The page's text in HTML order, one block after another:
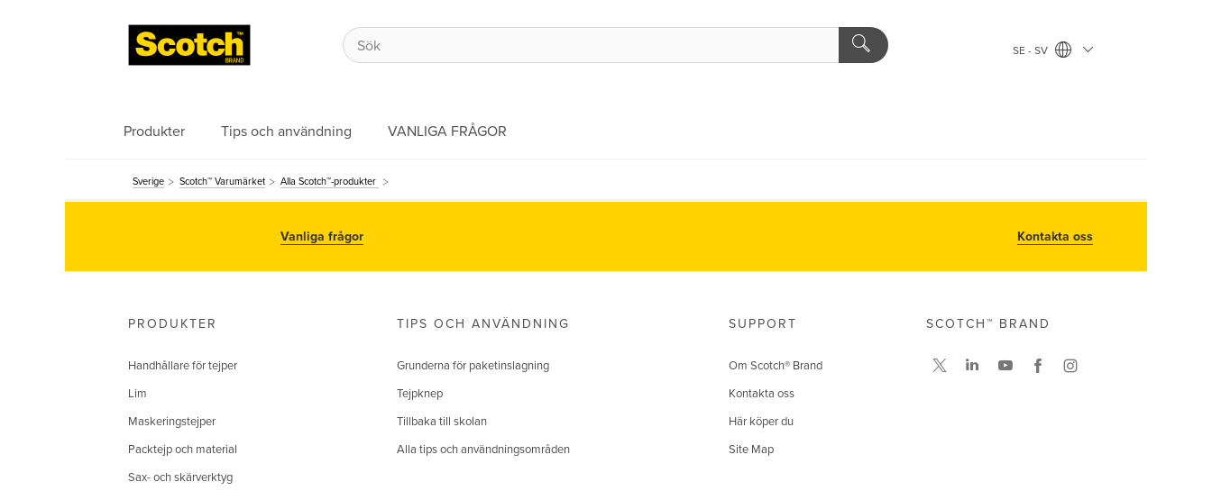
SE - SV
Produkter Tips och användning VANLIGA FRÅGOR
Sverige Scotch™ Varumärket Alla Scotch™-produkter
Vanliga frågor Kontakta oss
PRODUKTER
Handhållare för tejper
Lim
Maskeringstejper
Packtejp och material
Sax- och skärverktyg
TIPS OCH ANVÄNDNING
Grunderna för paketinslagning
Tejpknep
Tillbaka till skolan
Alla tips och användningsområden
SUPPORT
Om Scotch® Brand
Kontakta oss
Här köper du
Site Map
SCOTCH™ BRAND